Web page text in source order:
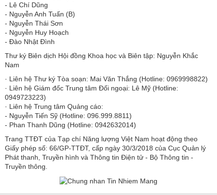
- Lê Chí Dũng
- Nguyễn Anh Tuấn (B)
- Nguyễn Thái Sơn
- Nguyễn Huy Hoạch
- Đào Nhật Đình
Thư ký Biên dịch Hội đồng Khoa học và Biên tập: Nguyễn Khắc
Nam
· Liên hệ Thư ký Tòa soạn: Mai Văn Thắng (Hotline: 0969998822)
· Liên hệ Giám đốc Trung tâm Đối ngoại: Lê Mỹ (Hotline:
0949723223)
· Liên hệ Trung tâm Quảng cáo:
- Nguyễn Tiến Sỹ (Hotline: 096.999.8811)
- Phan Thanh Dũng (Hotline: 0942632014)
Trang TTĐT của Tạp chí Năng lượng Việt Nam hoạt động theo
Giấy phép số: 66/GP-TTĐT, cấp ngày 30/3/2018 của Cục Quản lý
Phát thanh, Truyền hình và Thông tin Điện tử - Bộ Thông tin -
Truyền thông.